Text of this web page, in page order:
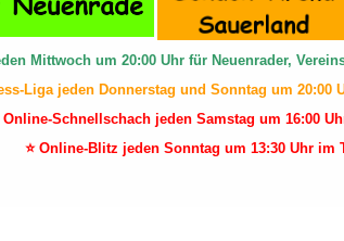
Mittwoch um 20:00 Uhr für Neuenrader,
Liga jeden Donnerstag und Sonntag um 20:00
Online-Schnellschach jeden Samstag um 16:00
⭐ Online-Blitz jeden Sonntag um 13:30 Uhr im